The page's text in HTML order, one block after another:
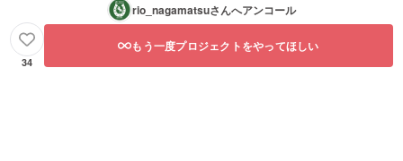
rio_nagamatsuさんへアンコール
34
もう一度プロジェクトをやってほしい